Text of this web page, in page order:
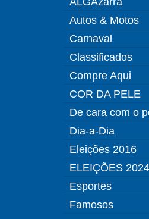
Autos & Motos
Carnaval
Classificados
Compre Aqui
COR DA PELE
De cara com o
Dia-a-Dia
Eleições 2016
ELEIÇÕES 2024
Esportes
Famosos